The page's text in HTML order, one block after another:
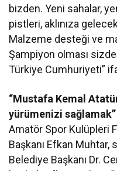
bizden. Yeni sahalar,
pistleri, aklınıza
Malzeme desteği ve
Şampiyon olması
Türkiye Cumhuriyeti”
“Mustafa Kemal
yürümenizi sağlamak”
Amatör Spor Kulüpleri
Başkanı Efkan
Belediye Başkanı Dr.